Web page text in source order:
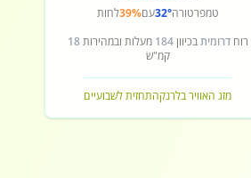
טמפרטורה32°עם39%לחות
רוחדרומיתבכיוון184 מעלות ובמהירות18
קמ"ש
מזג האוויר בלרנקהתחזית לשבועיים